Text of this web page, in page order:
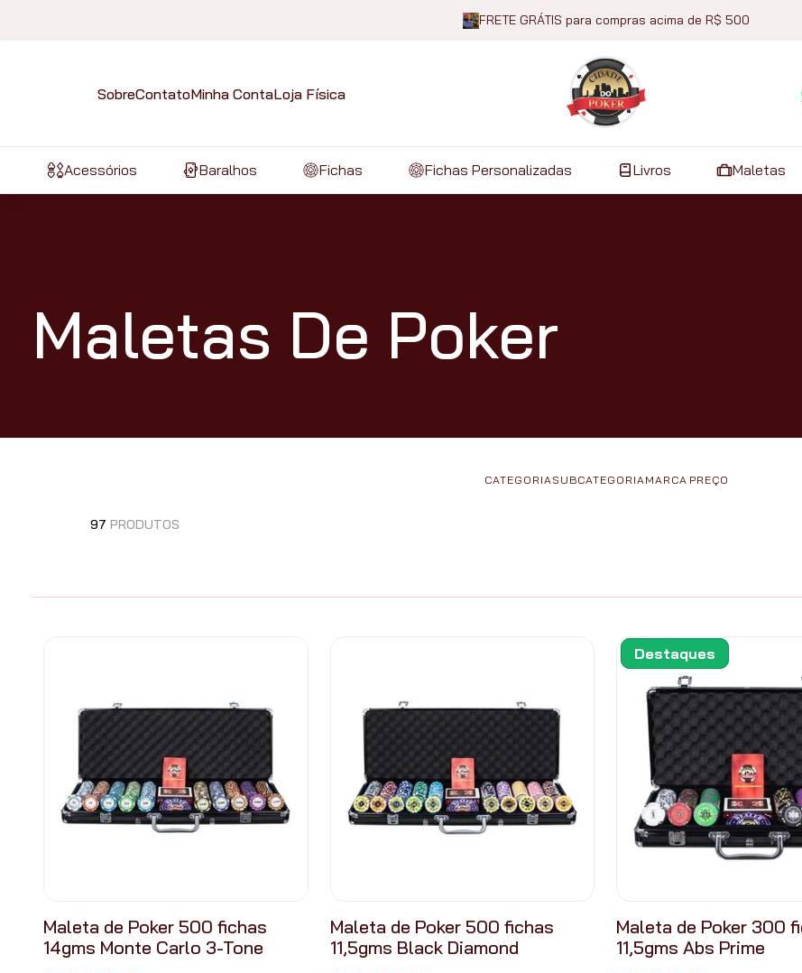
FRETE GRÁTIS para compras acima de R$ 500
SobreContatoMinha ContaLoja Física
Acessórios Baralhos Fichas Fichas Personalizadas Livros Maletas
Maletas De Poker
CATEGORIASUBCATEGORIAMARCA
97 PRODUTOS
Maleta de Poker 500 fichas
14gms Monte Carlo 3-Tone
Maleta de Poker 500 fichas
11,5gms Black Diamond
Destaques
Maleta de Poker 300
11,5gms Abs Prime